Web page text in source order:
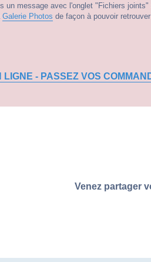
un message avec l'onglet "Fichiers
Galerie Photos de façon à pouvoir
LIGNE - PASSEZ VOS
Venez partager